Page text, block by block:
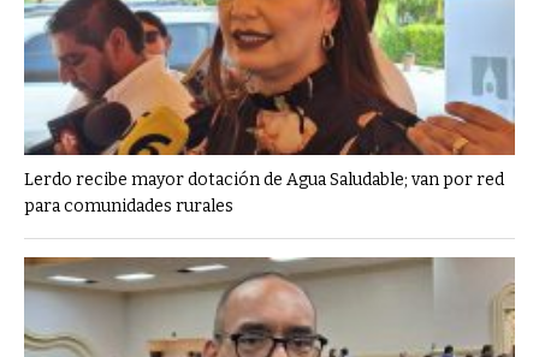
Lerdo recibe mayor dotación de Agua Saludable; van por red
para comunidades rurales